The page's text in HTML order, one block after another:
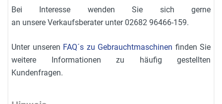
Bei Interesse wenden Sie sich gerne
an unsere Verkaufsberater unter 02682 96466-159.
Unter unseren FAQ´s zu Gebrauchtmaschinen finden Sie
weitere Informationen zu häufig gestellten
Kundenfragen.